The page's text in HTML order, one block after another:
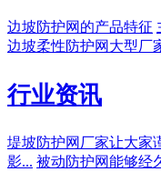
边坡防护网的产品特征
边坡柔性防护网大型厂
行业资讯
堤坡防护网厂家让大家
影... 被动防护网能够经